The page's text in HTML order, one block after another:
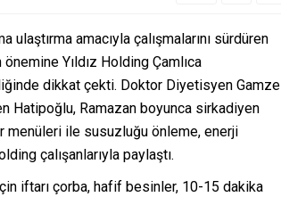
amacıyla çalışmalarını sürdüren
Yıldız Holding Çamlıca
dikkat çekti. Doktor Diyetisyen Gamze
Hatipoğlu, Ramazan boyunca sirkadiyen
menüleri ile susuzluğu önleme, enerji
çalışanlarıyla paylaştı.
iftarı çorba, hafif besinler, 10-15 dakika